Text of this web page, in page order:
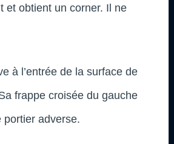
et obtient un corner. Il ne
à l’entrée de la surface de
frappe croisée du gauche
portier adverse.